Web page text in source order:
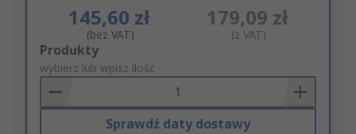
145,60 zł
(bez VAT)
179,09 zł
(z VAT)
Add
to
Basket
Produkty
wybierz lub wpisz ilość
Sprawdź daty dostawy